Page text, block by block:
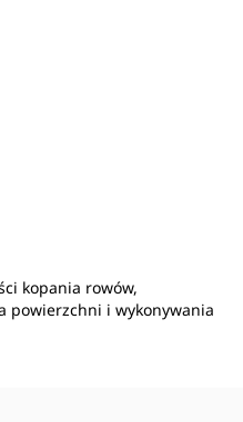
kopania rowów,
powierzchni i wykonywania